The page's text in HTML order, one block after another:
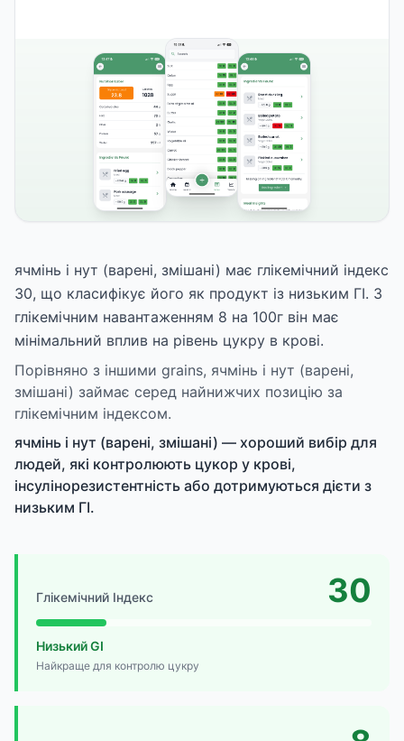
ячмінь і нут (варені, змішані) має глікемічний індекс
30, що класифікує його як продукт із низьким ГІ. З
глікемічним навантаженням 8 на 100г він має
мінімальний вплив на рівень цукру в крові.
Порівняно з іншими grains, ячмінь і нут (варені,
змішані) займає серед найнижчих позицію за
глікемічним індексом.
ячмінь і нут (варені, змішані) — хороший вибір для
людей, які контролюють цукор у крові,
інсулінорезистентність або дотримуються дієти з
низьким ГІ.
Глікемічний Індекс 30
Низький GI
Найкраще для контролю цукру